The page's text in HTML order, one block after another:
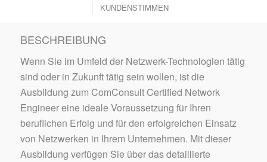
KUNDENSTIMMEN
BESCHREIBUNG
Wenn Sie im Umfeld der Netzwerk-Technologien tätig
sind oder in Zukunft tätig sein wollen, ist die
Ausbildung zum ComConsult Certified Network
Engineer eine ideale Voraussetzung für Ihren
beruflichen Erfolg und für den erfolgreichen Einsatz
von Netzwerken in Ihrem Unternehmen. Mit dieser
Ausbildung verfügen Sie über das detaillierte